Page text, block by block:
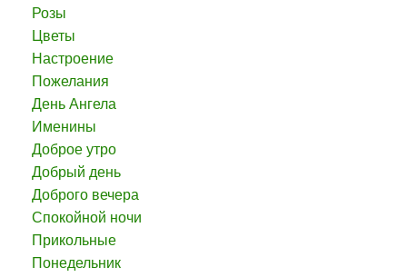
Розы
Цветы
Настроение
Пожелания
День Ангела
Именины
Доброе утро
Добрый день
Доброго вечера
Спокойной ночи
Прикольные
Понедельник